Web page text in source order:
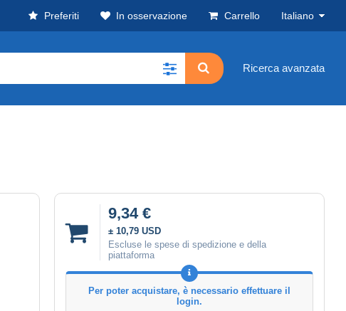
Preferiti In osservazione Carrello Italiano
Ricerca avanzata
9,34 €
± 10,79 USD
Escluse le spese di spedizione e della
piattaforma
Per poter acquistare, è necessario effettuare il
login.